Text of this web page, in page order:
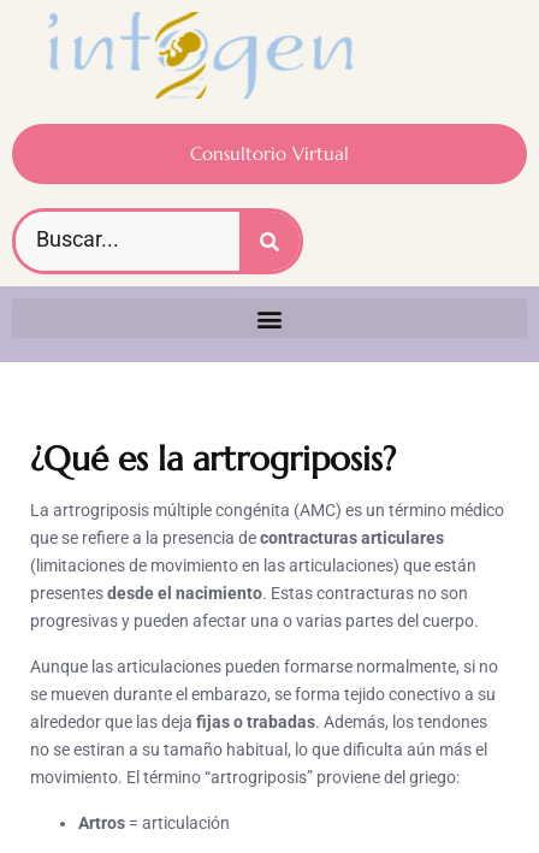
Consultorio Virtual
¿Qué es la artrogriposis?
La artrogriposis múltiple congénita (AMC) es un término médico
que se refiere a la presencia decontracturas articulares
(limitaciones de movimiento en las articulaciones) que están
presentesdesde el nacimiento. Estas contracturas no son
progresivas y pueden afectar una o varias partes del cuerpo.
Aunque las articulaciones pueden formarse normalmente, si no
se mueven durante el embarazo, se forma tejido conectivo a su
alrededor que las deja fijas o trabadas. Además, los tendones
no se estiran a su tamaño habitual, lo que dificulta aún más el
movimiento. El término “artrogriposis” proviene del griego:
Artros = articulación